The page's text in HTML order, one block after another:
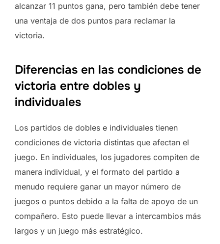
alcanzar 11 puntos gana, pero también debe tener
una ventaja de dos puntos para reclamar la
victoria.
Diferencias en las condiciones de
victoria entre dobles y
individuales
Los partidos de dobles e individuales tienen
condiciones de victoria distintas que afectan el
juego. En individuales, los jugadores compiten de
manera individual, y el formato del partido a
menudo requiere ganar un mayor número de
juegos o puntos debido a la falta de apoyo de un
compañero. Esto puede llevar a intercambios más
largos y un juego más estratégico.